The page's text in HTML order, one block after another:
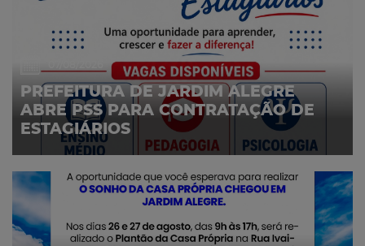
PREFEITURA DE JARDIM ALEGRE
ABRE PSS PARA CONTRATAÇÃO DE
ESTAGIÁRIOS